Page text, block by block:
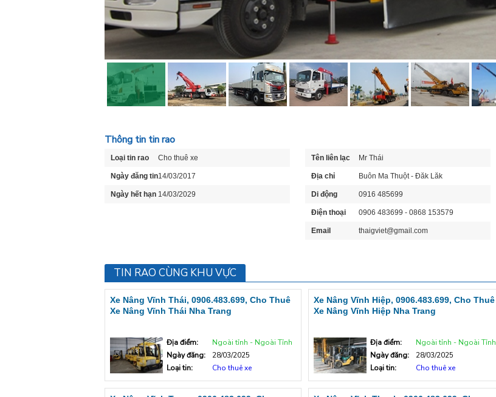
Thông tin tin rao
Loại tin rao Cho thuê xe
Ngày đăng tin14/03/2017
Ngày hết hạn 14/03/2029
Tên liên lạc Mr Thái
Địa chỉ Buôn Ma Thuột - Đăk Lăk
Di động 0916 485699
Điện thoại 0906 483699 - 0868 153579
Email thaigviet@gmail.com
TIN RAO CÙNG KHU VỰC
Xe Nâng Vĩnh Thái, 0906.483.699, Cho Thuê
Xe Nâng Vĩnh Thái Nha Trang
Địa điểm:
Ngoài tỉnh - Ngoài Tỉnh
Ngày đăng:
28/03/2025
Loại tin:
Cho thuê xe
Xe Nâng Vĩnh Hiệp, 0906.483.699, Cho Thuê
Xe Nâng Vĩnh Hiệp Nha Trang
Địa điểm:
Ngoài tỉnh - Ngoài Tỉnh
Ngày đăng:
28/03/2025
Loại tin:
Cho thuê xe